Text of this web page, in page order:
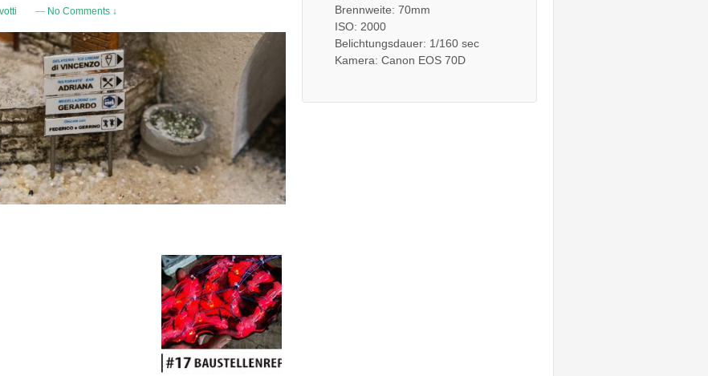
— No Comments ↓
Brennweite: 70mm
ISO: 2000
Belichtungsdauer: 1/160 sec
Kamera: Canon EOS 70D